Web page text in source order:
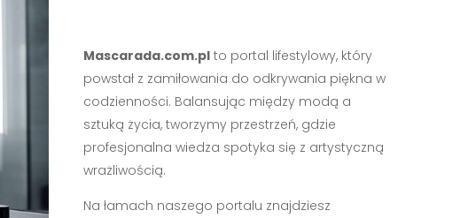
Mascarada.com.plto portal lifestylowy, który
powstał z zamiłowania do odkrywania piękna w
codzienności. Balansując między modą a
sztuką życia, tworzymy przestrzeń, gdzie
profesjonalna wiedza spotyka się z artystyczną
wrażliwością.
Na łamach naszego portalu znajdziesz